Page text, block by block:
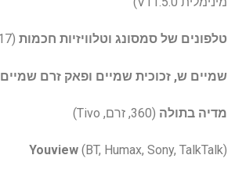
טלפונים של סמסונג וטלוויזיות חכמות (2017 ומעלה)
שמיים ש, זכוכית שמיים ופאק זרם שמיים
מדיה בתולה (360, זרם, Tivo)
Youview (BT, Humax, Sony, TalkTalk)